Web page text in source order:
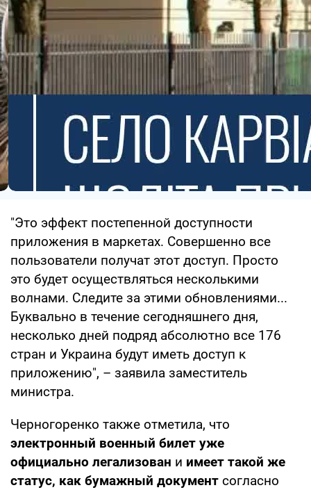
"Это эффект постепенной доступности
приложения в маркетах. Совершенно все
пользователи получат этот доступ. Просто
это будет осуществляться несколькими
волнами. Следите за этими обновлениями...
Буквально в течение сегодняшнего дня,
несколько дней подряд абсолютно все 176
стран и Украина будут иметь доступ к
приложению", – заявила заместитель
министра.
Черногоренко также отметила, что
электронный военный билет уже
официально легализован и имеет такой же
статус, как бумажный документ согласно